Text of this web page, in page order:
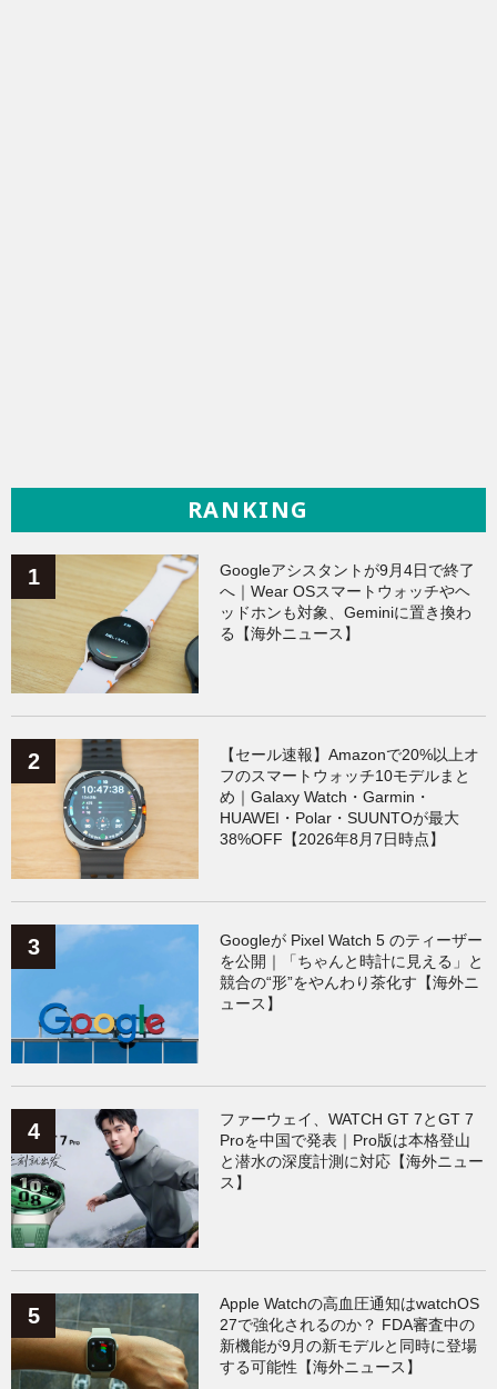
RANKING
Googleアシスタントが9月4日で終了
へ｜Wear OSスマートウォッチやヘ
ッドホンも対象、Geminiに置き換わ
る【海外ニュース】
【セール速報】Amazonで20%以上オ
フのスマートウォッチ10モデルまと
め｜Galaxy Watch・Garmin・
HUAWEI・Polar・SUUNTOが最大
38%OFF【2026年8月7日時点】
Googleが Pixel Watch 5 のティーザー
を公開｜「ちゃんと時計に見える」と
競合の“形”をやんわり茶化す【海外ニ
ュース】
ファーウェイ、WATCH GT 7とGT 7
Proを中国で発表｜Pro版は本格登山
と潜水の深度計測に対応【海外ニュー
ス】
Apple Watchの高血圧通知はwatchOS
27で強化されるのか？ FDA審査中の
新機能が9月の新モデルと同時に登場
する可能性【海外ニュース】